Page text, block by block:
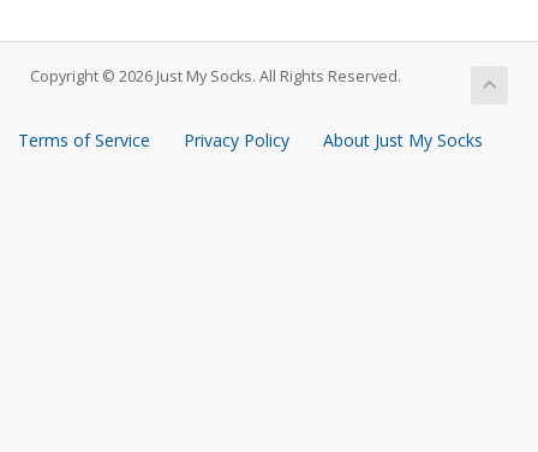
Copyright © 2026 Just My Socks. All Rights Reserved.
Terms of Service Privacy Policy About Just My Socks